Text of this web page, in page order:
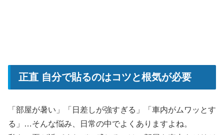
正直 自分で貼るのはコツと根気が必要
「部屋が暑い」「日差しが強すぎる」「車内がムワッとす
る」…そんな悩み、日常の中でよくありますよね。